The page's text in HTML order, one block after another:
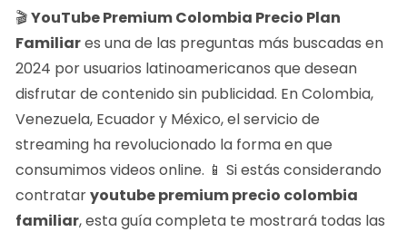
🎬YouTube Premium Colombia Precio Plan
Familiares una de las preguntas más buscadas en
2024 por usuarios latinoamericanos que desean
disfrutar de contenido sin publicidad. En Colombia,
Venezuela, Ecuador y México, el servicio de
streaming ha revolucionado la forma en que
consumimos videos online. 📱 Si estás considerando
contrataryoutube premium precio colombia
familiar, esta guía completa te mostrará todas las